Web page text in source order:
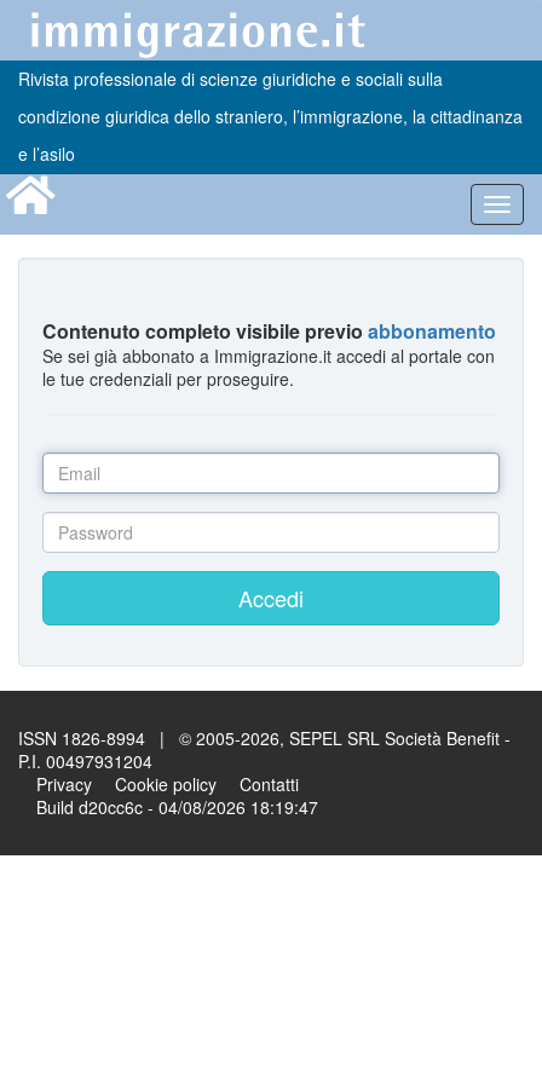
Rivista professionale di scienze giuridiche e sociali sulla
condizione giuridica dello straniero, l’immigrazione, la cittadinanza
e l’asilo
Contenuto completo visibile previo abbonamento
Se sei già abbonato a Immigrazione.it accedi al portale con
le tue credenziali per proseguire.
Accedi
ISSN 1826-8994 | © 2005-2026, SEPEL SRL Società Benefit -
P.I. 00497931204
Privacy
Cookie policy
Contatti
Build d20cc6c - 04/08/2026 18:19:47